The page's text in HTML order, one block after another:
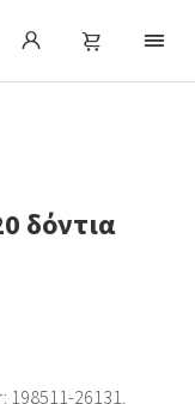
δόντια
198511-26131.